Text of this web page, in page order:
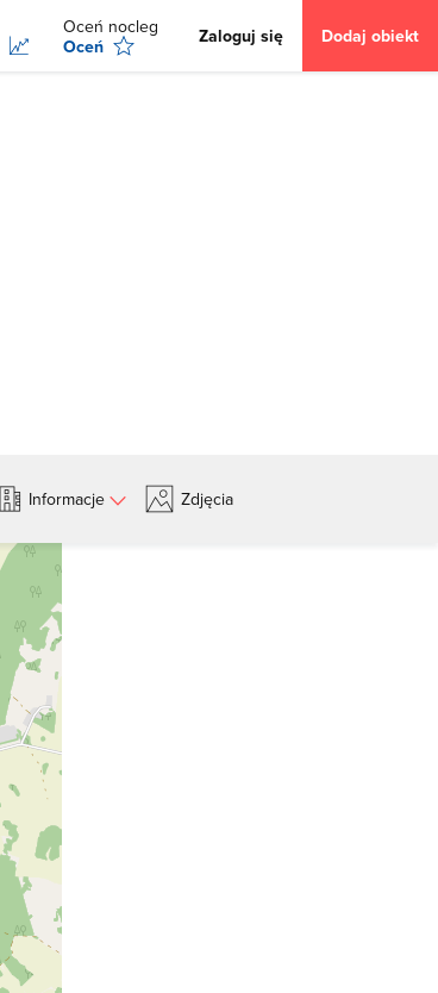
Oceń nocleg
Oceń
Zaloguj się Dodaj obiekt
Informacje Zdjęcia